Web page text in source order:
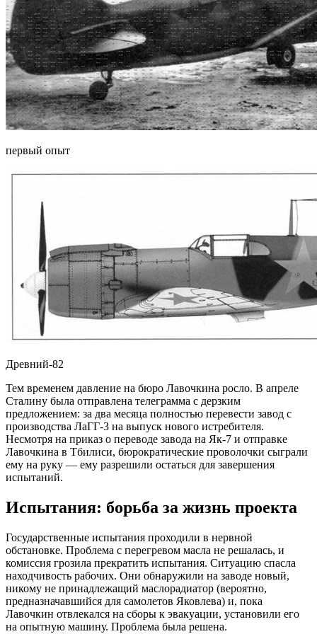
первый опыт
Древний-82
Тем временем давление на бюро Лавочкина росло. В апреле
Сталину была отправлена телеграмма с дерзким
предложением: за два месяца полностью перевести завод с
производства ЛаГГ-3 на выпуск нового истребителя.
Несмотря на приказ о переводе завода на Як-7 и отправке
Лавочкина в Тбилиси, бюрократические проволочки сыграли
ему на руку — ему разрешили остаться для завершения
испытаний.
Испытания: борьба за жизнь проекта
Государственные испытания проходили в нервной
обстановке. Проблема с перегревом масла не решалась, и
комиссия грозила прекратить испытания. Ситуацию спасла
находчивость рабочих. Они обнаружили на заводе новый,
никому не принадлежащий маслорадиатор (вероятно,
предназначавшийся для самолетов Яковлева) и, пока
Лавочкин отвлекался на сборы к эвакуации, установили его
на опытную машину. Проблема была решена.